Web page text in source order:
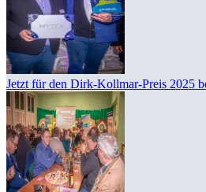
Jetzt für den Dirk-Kollmar-Preis 2025